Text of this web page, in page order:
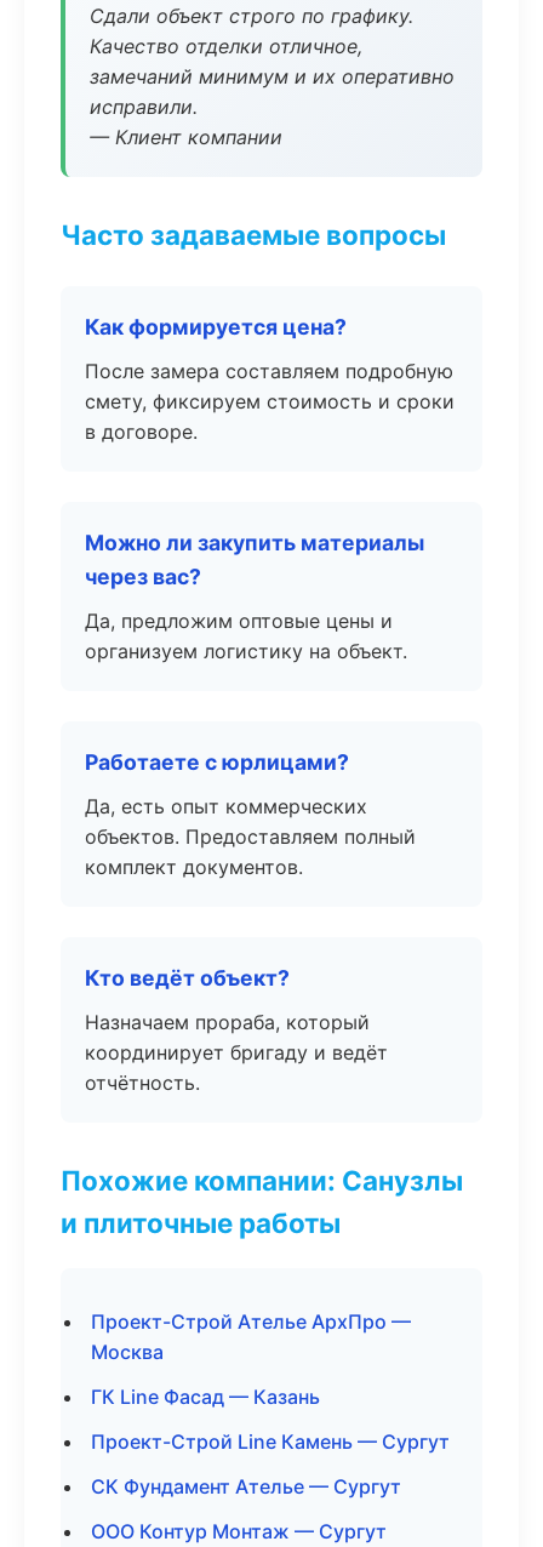
Сдали объект строго по графику.
Качество отделки отличное,
замечаний минимум и их оперативно
исправили.
— Клиент компании
Часто задаваемые вопросы
Как формируется цена?
После замера составляем подробную
смету, фиксируем стоимость и сроки
в договоре.
Можно ли закупить материалы
через вас?
Да, предложим оптовые цены и
организуем логистику на объект.
Работаете с юрлицами?
Да, есть опыт коммерческих
объектов. Предоставляем полный
комплект документов.
Кто ведёт объект?
Назначаем прораба, который
координирует бригаду и ведёт
отчётность.
Похожие компании: Санузлы
и плиточные работы
Проект-Строй Ателье АрхПро —
Москва
ГК Line Фасад — Казань
Проект-Строй Line Камень — Сургут
СК Фундамент Ателье — Сургут
ООО Контур Монтаж — Сургут